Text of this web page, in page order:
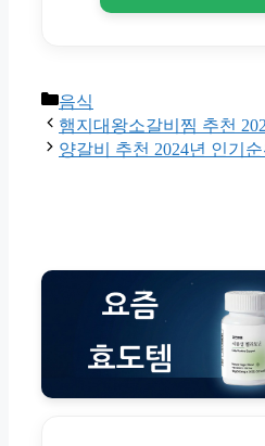
Categories
음식
햄지대왕소갈비찜 추천
양갈비 추천 2024년 인기